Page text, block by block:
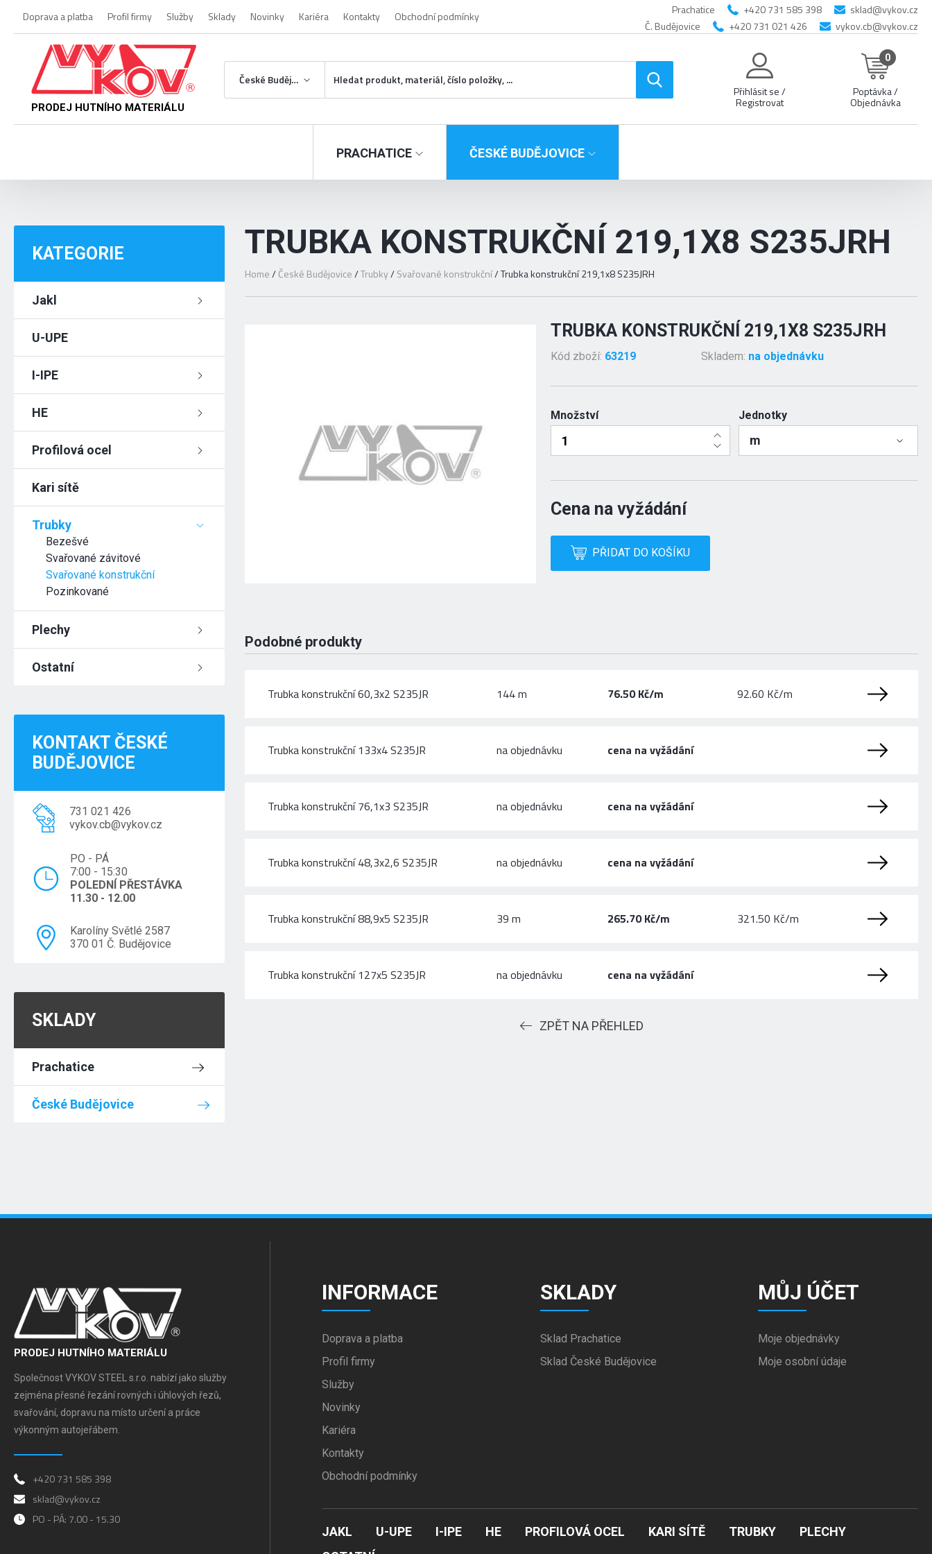
Doprava a platba Profil firmy Služby Sklady Novinky Kariéra Kontakty Obchodní podmínky Prachatice +420 731 585 398
sklad@vykov.cz
Č. Budějovice
+420 731 021 426 vykov.cb@vykov.cz
PRODEJ HUTNÍHO MATERIÁLU
České Budějovice
Přihlásit se /
Registrovat
0
Poptávka /
Objednávka
PRACHATICE ČESKÉ BUDĚJOVICE
KATEGORIE
Jakl
U-UPE
I-IPE
HE
Profilová ocel
Kari sítě
Trubky
Bezešvé
Svařované závitové
Svařované konstrukční
Pozinkované
Plechy
Ostatní
KONTAKT ČESKÉ
BUDĚJOVICE
731 021 426
vykov.cb@vykov.cz
PO - PÁ
7:00 - 15:30
POLEDNÍ PŘESTÁVKA
11.30 - 12.00
Karolíny Světlé 2587
370 01 Č. Budějovice
SKLADY
Prachatice
České Budějovice
TRUBKA KONSTRUKČNÍ 219,1X8 S235JRH
Home/ České Budějovice/Trubky/ Svařované konstrukční/Trubka konstrukční 219,1x8 S235JRH
TRUBKA KONSTRUKČNÍ 219,1X8 S235JRH
Kód zboží: 63219 Skladem: na objednávku
Množství Jednotky
m
Cena na vyžádání
PŘIDAT DO KOŠÍKU
Podobné produkty
Trubka konstrukční 60,3x2 S235JR 144 m 76.50 Kč/m 92.60 Kč/m
Trubka konstrukční 133x4 S235JR na objednávku cena na vyžádání
Trubka konstrukční 76,1x3 S235JR na objednávku cena na vyžádání
Trubka konstrukční 48,3x2,6 S235JR na objednávku cena na vyžádání
Trubka konstrukční 88,9x5 S235JR 39 m 265.70 Kč/m 321.50 Kč/m
Trubka konstrukční 127x5 S235JR na objednávku cena na vyžádání
ZPĚT NA PŘEHLED
PRODEJ HUTNÍHO MATERIÁLU
Společnost VYKOV STEEL s.r.o. nabízí jako služby
zejména přesné řezání rovných i úhlových řezů,
svařování, dopravu na místo určení a práce
výkonným autojeřábem.
+420 731 585 398
sklad@vykov.cz
PO - PÁ: 7.00 - 15.30
INFORMACE
Doprava a platba
Profil firmy
Služby
Novinky
Kariéra
Kontakty
Obchodní podmínky
SKLADY
Sklad Prachatice
Sklad České Budějovice
MŮJ ÚČET
Moje objednávky
Moje osobní údaje
JAKL U-UPE I-IPE HE PROFILOVÁ OCEL KARI SÍTĚ TRUBKY
PLECHY